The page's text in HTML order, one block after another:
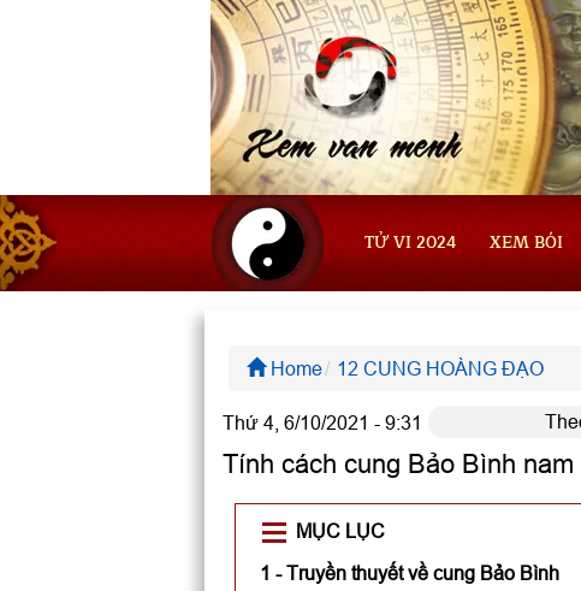
TỬ VI 2024 XEM BÓI
Home 12 CUNG HOÀNG ĐẠO
Thứ 4, 6/10/2021 - 9:31
Tính cách cung Bảo Bình
MỤC LỤC
1 - Truyền thuyết về cung Bảo Bình